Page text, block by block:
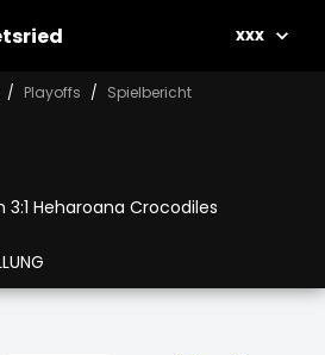
xxx
Playoffs Spielbericht
3:1 Heharoana Crocodiles